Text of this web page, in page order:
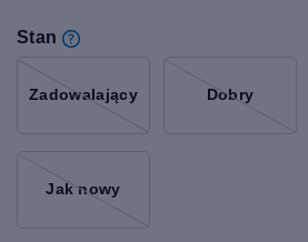
Stan
Zadowalający Dobry
Jak nowy